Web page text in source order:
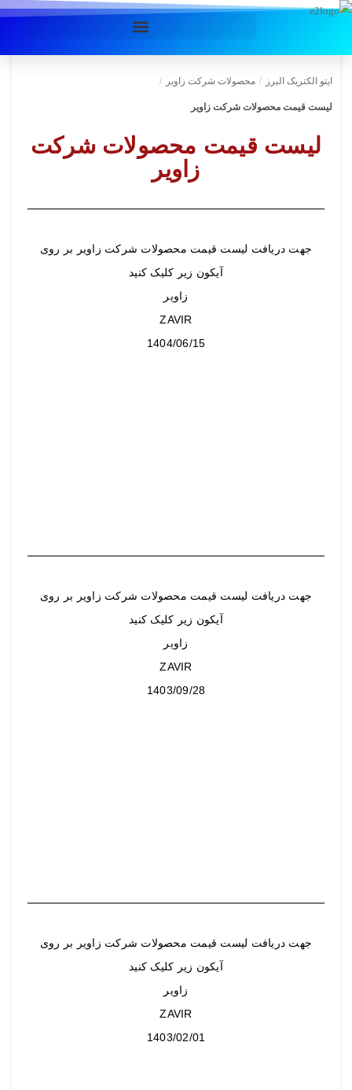
ایتو الکتریک البرز / محصولات شرکت زاویر /
لیست قیمت محصولات شرکت زاویر
لیست قیمت محصولات شرکت
زاویر
جهت دریافت لیست قیمت محصولات شرکت زاویر بر روی
آیکون زیر کلیک کنید
زاویر
ZAVIR
1404/06/15
جهت دریافت لیست قیمت محصولات شرکت زاویر بر روی
آیکون زیر کلیک کنید
زاویر
ZAVIR
1403/09/28
جهت دریافت لیست قیمت محصولات شرکت زاویر بر روی
آیکون زیر کلیک کنید
زاویر
ZAVIR
1403/02/01